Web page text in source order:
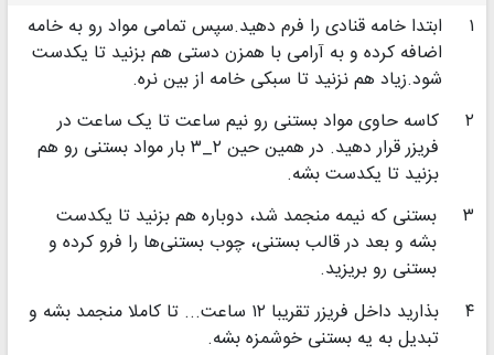
۱
ابتدا خامه قنادی را فرم دهید.سپس تمامی مواد رو به خامه
اضافه کرده و به آرامی با همزن دستی هم بزنید تا یکدست
شود.زیاد هم نزنید تا سبکی خامه از بین نره‌.
۲
کاسه حاوی مواد بستنی رو نیم ساعت تا یک ساعت در
فریزر قرار دهید. در همین حین ۲_۳ بار مواد بستنی رو هم
بزنید تا یکدست بشه.
۳
بستنی که نیمه منجمد شد، دوباره هم بزنید تا یکدست
بشه و بعد در قالب‌ بستنی، چوب بستنی‌ها را فرو کرده و
بستنی رو بریزید.
۴
بذارید داخل فریزر تقریبا ۱۲ ساعت... تا کاملا منجمد بشه و
تبدیل به یه بستنی خوشمزه بشه.